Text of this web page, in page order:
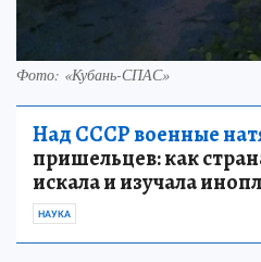
Фото: «Кубань-СПАС»
Над СССР военные
пришельцев: как
искала и изучала
НАУКА